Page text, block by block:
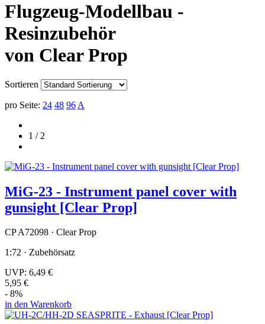
Flugzeug-Modellbau -
Resinzubehör
von Clear Prop
Sortieren
pro Seite: 24 48 96 A
1 / 2
MiG-23 - Instrument panel cover with
gunsight [Clear Prop]
CP A72098 · Clear Prop
1:72 · Zubehörsatz
UVP: 6,49 €
5,95 €
- 8%
in den Warenkorb